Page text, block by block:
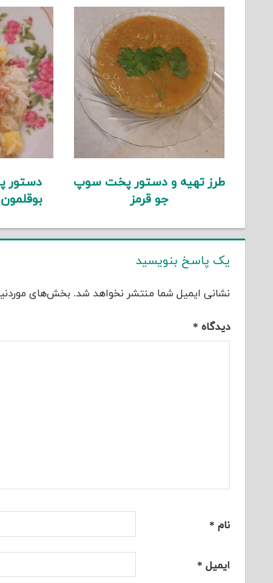
طرز تهیه و دستور پخت سوپ
جو قرمز
دستور
یک پاسخ بنویسید
نشانی ایمیل شما منتشر نخواهد شد. بخش‌های
دیدگاه *
نام *
ایمیل *